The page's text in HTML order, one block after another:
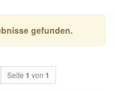
gefunden.
Seite 1 von 1